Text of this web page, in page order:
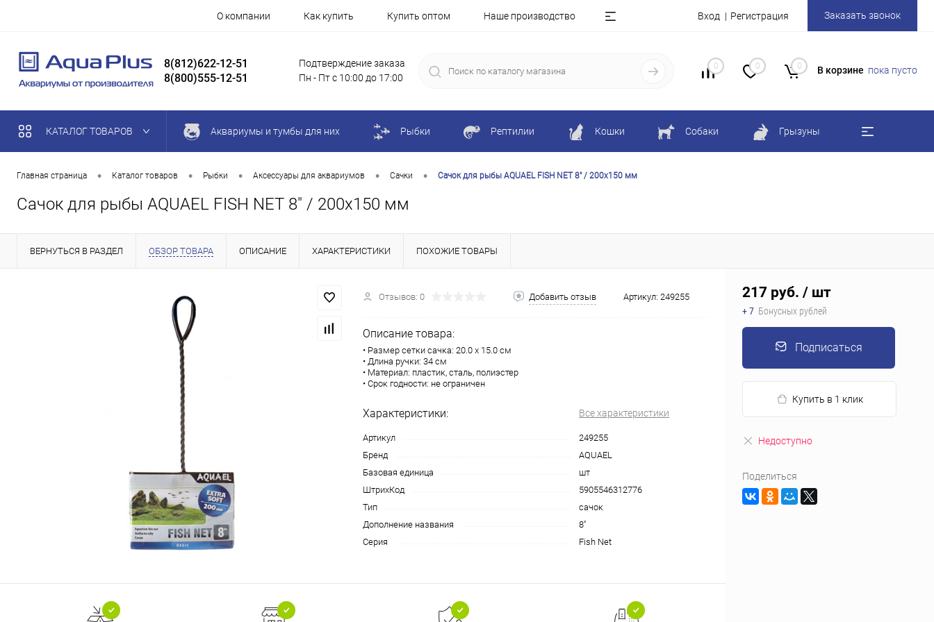
О компании Как купить Купить оптом Наше производство Вход Регистрация Заказать звонок
8(812)622-12-51
8(800)555-12-51
Подтверждение заказа
Пн - Пт с 10:00 до 17:00
0 0 0 В корзине пока пусто
КАТАЛОГ ТОВАРОВ Аквариумы и тумбы для них Рыбки Рептилии Кошки Собаки Грызуны
Главная страница • Каталог товаров • Рыбки • Аксессуары для аквариумов • Сачки • Сачок для рыбы AQUAEL FISH NET 8" / 200х150 мм
Сачок для рыбы AQUAEL FISH NET 8" / 200х150 мм
ВЕРНУТЬСЯ В РАЗДЕЛ ОБЗОР ТОВАРА ОПИСАНИЕ ХАРАКТЕРИСТИКИ ПОХОЖИЕ ТОВАРЫ
Отзывов: 0 Добавить отзыв Артикул: 249255
Описание товара:
• Размер сетки сачка: 20.0 х 15.0 см
• Длина ручки: 34 см
• Материал: пластик, сталь, полиэстер
• Срок годности: не ограничен
Характеристики: Все характеристики
Артикул
249255
Бренд
AQUAEL
Базовая единица
шт
ШтрихКод
5905546312776
Тип
сачок
Дополнение названия
8''
Серия
Fish Net
217 руб. / шт
+ 7 Бонусных рублей
Подписаться
Купить в 1 клик
Недоступно
Поделиться